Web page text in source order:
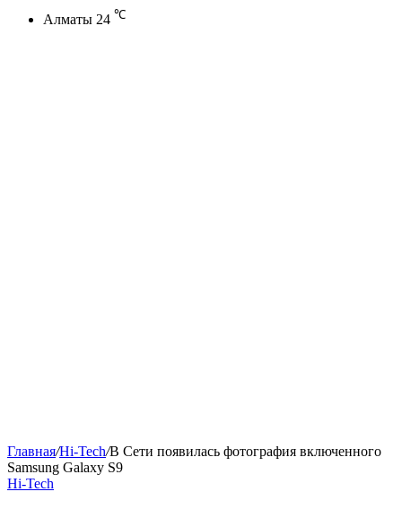
Алматы 24 ℃
Главная/Hi-Tech/В Сети появилась фотография включенного
Samsung Galaxy S9
Hi-Tech